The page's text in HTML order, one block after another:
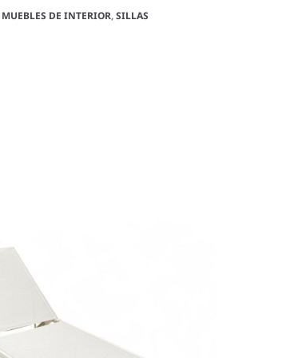
MUEBLES DE INTERIOR,SILLAS